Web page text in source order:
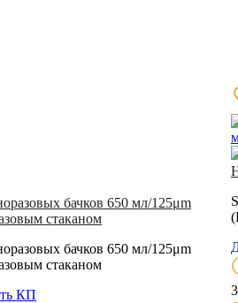
бачков 650 мл/125μm
стаканом
бачков 650 мл/125μm
стаканом
КП